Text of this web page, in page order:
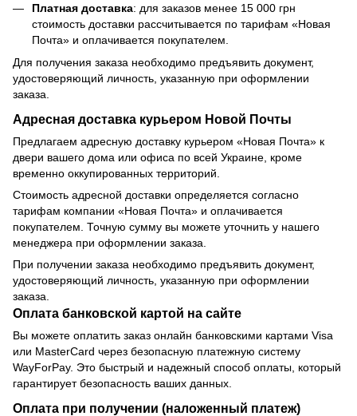
Платная доставка: для заказов менее 15 000 грн
стоимость доставки рассчитывается по тарифам «Новая
Почта» и оплачивается покупателем.
Для получения заказа необходимо предъявить документ,
удостоверяющий личность, указанную при оформлении
заказа.
Адресная доставка курьером Новой Почты
Предлагаем адресную доставку курьером «Новая Почта» к
двери вашего дома или офиса по всей Украине, кроме
временно оккупированных территорий.
Стоимость адресной доставки определяется согласно
тарифам компании «Новая Почта» и оплачивается
покупателем. Точную сумму вы можете уточнить у нашего
менеджера при оформлении заказа.
При получении заказа необходимо предъявить документ,
удостоверяющий личность, указанную при оформлении
заказа.
Оплата банковской картой на сайте
Вы можете оплатить заказ онлайн банковскими картами Visa
или MasterCard через безопасную платежную систему
WayForPay. Это быстрый и надежный способ оплаты, который
гарантирует безопасность ваших данных.
Оплата при получении (наложенный платеж)